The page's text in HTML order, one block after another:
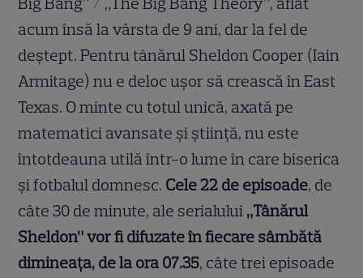
acum însă la vârsta de 9 ani, dar la fel de
deștept. Pentru tânărul Sheldon Cooper (Iain
Armitage) nu e deloc ușor să crească în East
Texas. O minte cu totul unică, axată pe
matematici avansate și știință, nu este
întotdeauna utilă într-o lume în care biserica
și fotbalul domnesc. Cele 22 de episoade, de
câte 30 de minute, ale serialului „Tânărul
Sheldon” vor fi difuzate în fiecare sâmbătă
dimineața, de la ora 07.35, câte trei episoade